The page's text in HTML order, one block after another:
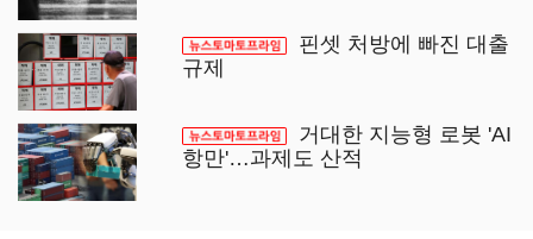
핀셋 처방에 빠진 대출
규제
거대한 지능형 로봇 'AI
항만'…과제도 산적